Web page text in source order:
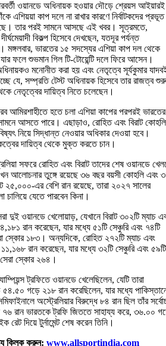
ওয়ানডে অধিনায়ক হওয়ার দৌড়ে শ্রেয়স আইয়ারই
এশিয়য়া কাপ দলে না রাখার কারণে ‌নির্বাটকদের প্রভূত
তার পরই সামনে আসছে এই খবর। সূত্রমতে,
বিকল্প হিসেবে দেখছেন, যতদূর পর্যন্ত
মঙ্গলবার, ভারতের ১৫ সদস্যের এশিয়া কাপ দল থেকে
যার ফলে শুভমান গিল টি-টোয়েন্টি দলে ফিরে আসেন।
মনোনীত করা হয় এবং নেতৃত্বে সূর্যকুমার
যে, সম্প্রতি টেস্ট অধিনায়ক হিসেবে তার রাজত্ব শুরু
নেতৃত্বের দায়িত্ব নিতে চলেছেন।
হতে চলা এশিয়া কাপের পরপরই ভারতের
আসতে পারে। এছাড়াও, রোহিত এবং বিরাট কোহলি
নিয়ে সিদ্ধান্ত নেওয়ার অধিকার দেওয়া হবে।
দায়িত্ব থেকে মুক্ত করতে চান।
সফরে রোহিত এবং বিরাট তাদের শেষ ওয়ানডে
আলোচনার তুঙ্গে রয়েছে ৩৬ বছর বয়সী কোহলি এবং
২৫,০০০-এর বেশি রান রয়েছে, তারা ২০২৭ সালের
চালিয়ে যেতে পারবেন কিনা।
দুই ওয়ানডে খেলোয়াড়, যেখানে বিরাট ৩০২টি ম্যাচ
রান করেছেন, যার মধ্যে ৫১টি সেঞ্চুরি এবং ৭৪টি
স্কোর ১৮৩। অন্যদিকে, রোহিত ২৭২টি ম্যাচ এবং
রান করেছেন, যার মধ্যে ৩২টি সেঞ্চুরি এবং ৫৯টি
সেরা স্কোর ২৬৪।
ট্রফিতে ওয়ানডে খেলেছিলেন, যেটি তারা
৫৪.৫০ গড়ে ২১৮ রান করেছিলেন, যার মধ্যে
অস্ট্রেলিয়ার বিরুদ্ধে ৮৪ রান ছিল তাঁর
৭৬ রান ভারতকে ট্রফি জিততে সাহায্য করে, ৩৬.০০
দিয়ে টুর্নামেন্ট শেষ করেন তিনি।
ক্লিক করুন: www.allsportindia.com